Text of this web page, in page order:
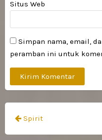
Situs Web
Simpan nama, email,
peramban ini untuk
Navigasi
pos
Spirit